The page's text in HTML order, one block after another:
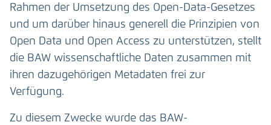
Rahmen der Umsetzung des Open-Data-Gesetzes
und um darüber hinaus generell die Prinzipien von
Open Data und Open Access zu unterstützen, stellt
die BAW wissenschaftliche Daten zusammen mit
ihren dazugehörigen Metadaten frei zur
Verfügung.
Zu diesem Zwecke wurde das BAW-